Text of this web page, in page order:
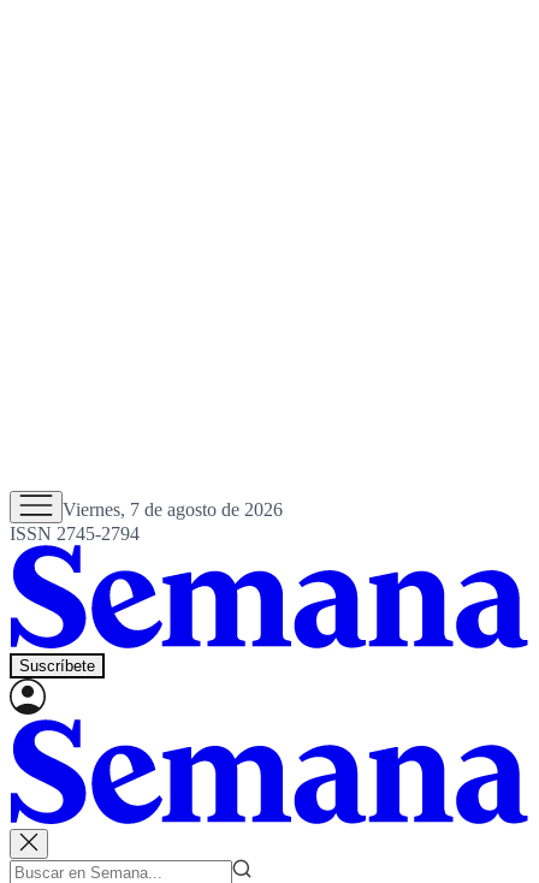
Viernes, 7 de agosto de 2026
ISSN 2745-2794
Suscríbete